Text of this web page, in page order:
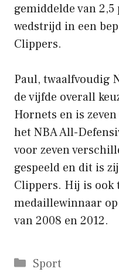
gemiddelde van
wedstrijd in een
Clippers.
Paul, twaalfvoudig
de vijfde overall
Hornets en is
het NBA All-
voor zeven
gespeeld en dit is
Clippers. Hij is ook
medaillewinnaar
van 2008 en 2012.
Categorieën
Sport